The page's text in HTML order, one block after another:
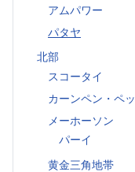
アムパワー
パタヤ
北部
スコータイ
カーンペン・ペッ
メーホーソン
パーイ
黄金三角地帯